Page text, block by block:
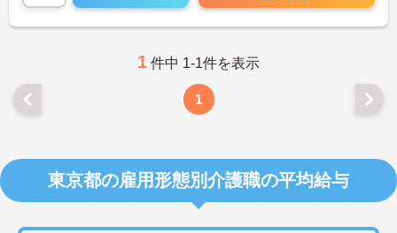
1 件中 1-1件を表示
1
東京都の雇用形態別介護職の平均給与